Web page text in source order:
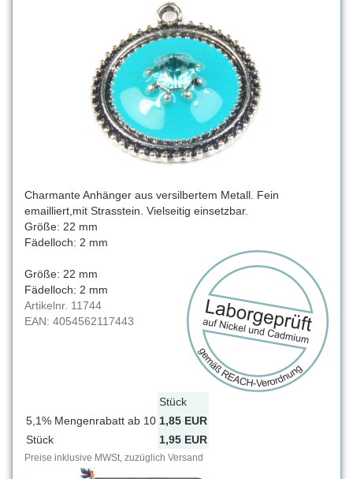
Charmante Anhänger aus versilbertem Metall. Fein
emailliert,mit Strasstein. Vielseitig einsetzbar.
Größe: 22 mm
Fädelloch: 2 mm
Größe: 22 mm
Fädelloch: 2 mm
Artikelnr. 11744
EAN: 4054562117443
Stück
5,1% Mengenrabatt ab 10 1,85 EUR
Stück
1,95 EUR
Preise inklusive MWSt, zuzüglich Versand